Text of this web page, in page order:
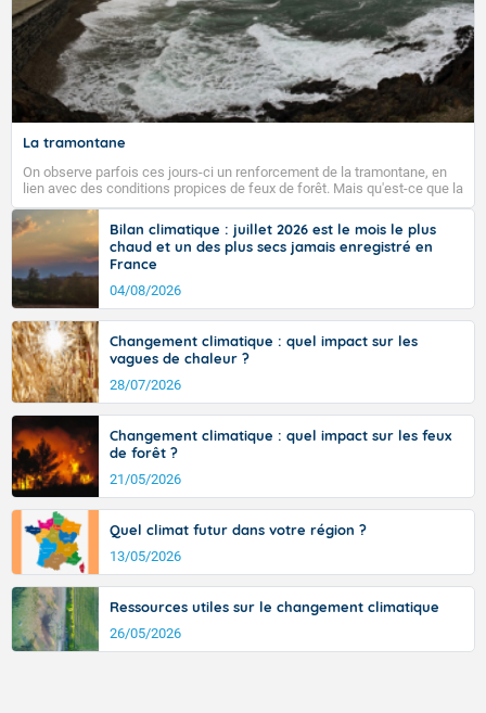
Fermer
La tramontane
On observe parfois ces jours-ci un renforcement de la tramontane, en
lien avec des conditions propices de feux de forêt. Mais qu'est-ce que la
tramontane ? Quelles sont ses caractéristiques ? La tramontane est un
vent turbulent soufflant de secteur nord-ouest à nord, ou ouest à nord-
ouest, dans un secteur qui part du Roussillon à la vallée de l’Aude et à
l’ouest de l’Hérault. L’étymologie de ce vent vient du latin trasmontanus,
signifiant au-delà des monts, en allusion aux régions montagneuses
d’où provient ce vent.
Bilan climatique : juillet 2026 est le mois le plus
chaud et un des plus secs jamais enregistré en
France
04/08/2026
Changement climatique : quel impact sur les
vagues de chaleur ?
28/07/2026
Changement climatique : quel impact sur les feux
de forêt ?
21/05/2026
Quel climat futur dans votre région ?
13/05/2026
Ressources utiles sur le changement climatique
26/05/2026